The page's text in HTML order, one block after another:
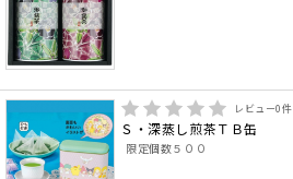
レビュー0件
Ｓ・深蒸し煎茶ＴＢ缶
限定個数５００